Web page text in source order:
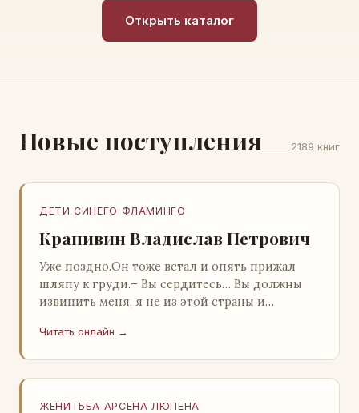
Открыть каталог
Новые поступления 2189 книг
ДЕТИ СИНЕГО ФЛАМИНГО
Крапивин Владислав Петрович
Уже поздно.Он тоже встал и опять прижал
шляпу к груди.– Вы сердитесь… Вы должны
извинить меня, я не из этой страны и
прошу: выс…
Читать онлайн →
ЖЕНИТЬБА АРСЕНА ЛЮПЕНА